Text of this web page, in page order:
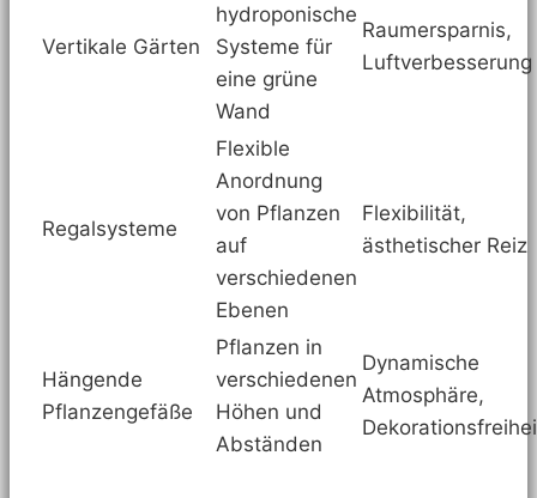
Vertikale Gärten
hydroponische
Systeme für
eine grüne
Wand
Raumersparnis,
Luftverbesserung
Regalsysteme
Flexible
Anordnung
von Pflanzen
auf
verschiedenen
Ebenen
Flexibilität,
ästhetischer Reiz
Hängende
Pflanzengefäße
Pflanzen in
verschiedenen
Höhen und
Abständen
Dynamische
Atmosphäre,